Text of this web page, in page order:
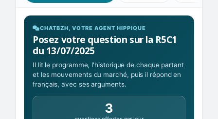
CHATBZH, VOTRE AGENT HIPPIQUE
Posez votre question sur la R5C1
du 13/07/2025
Il lit le programme, l'historique de chaque partant
et les mouvements du marché, puis il répond en
français, avec ses arguments.
3